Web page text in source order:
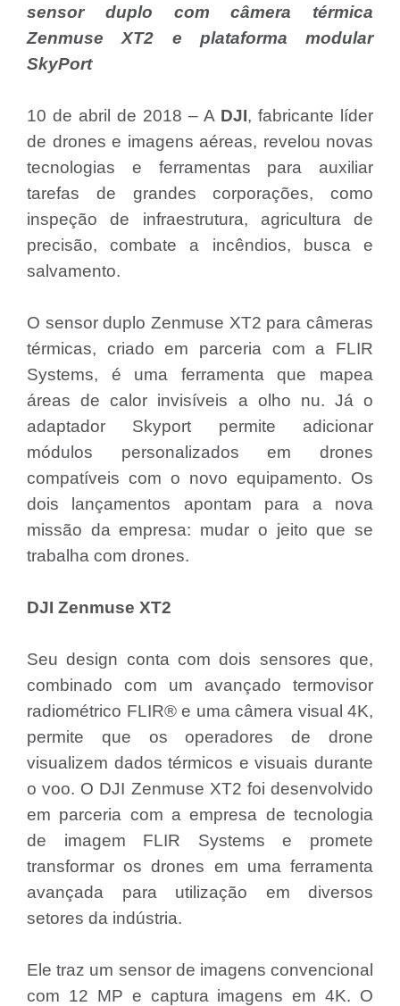
sensor duplo com câmera térmica
Zenmuse XT2 e plataforma modular
SkyPort
10 de abril de 2018 – A DJI, fabricante líder
de drones e imagens aéreas, revelou novas
tecnologias e ferramentas para auxiliar
tarefas de grandes corporações, como
inspeção de infraestrutura, agricultura de
precisão, combate a incêndios, busca e
salvamento.
O sensor duplo Zenmuse XT2 para câmeras
térmicas, criado em parceria com a FLIR
Systems, é uma ferramenta que mapea
áreas de calor invisíveis a olho nu. Já o
adaptador Skyport permite adicionar
módulos personalizados em drones
compatíveis com o novo equipamento. Os
dois lançamentos apontam para a nova
missão da empresa: mudar o jeito que se
trabalha com drones.
DJI Zenmuse XT2
Seu design conta com dois sensores que,
combinado com um avançado termovisor
radiométrico FLIR® e uma câmera visual 4K,
permite que os operadores de drone
visualizem dados térmicos e visuais durante
o voo. O DJI Zenmuse XT2 foi desenvolvido
em parceria com a empresa de tecnologia
de imagem FLIR Systems e promete
transformar os drones em uma ferramenta
avançada para utilização em diversos
setores da indústria.
Ele traz um sensor de imagens convencional
com 12 MP e captura imagens em 4K. O